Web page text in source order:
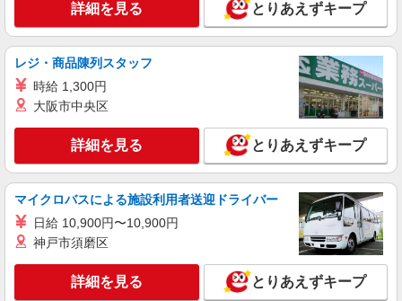
駅）
キープ 詳細を見る
派遣社員
株式会社パソナ・大阪/OKW6001149009
一般事務/データ入力
月給259000円 ★交通費規定に基づき交通費支
給
大阪府大阪市北区（心斎橋駅）
キープ 詳細を見る
株式会社パソナ・大阪/OKW6001177394
詳細を見る とりあえずキープ
レジ・商品陳列スタッフ
時給 1,300円
大阪市中央区
詳細を見る とりあえずキープ
マイクロバスによる施設利用者送迎ドライバー
日給 10,900円〜10,900円
神戸市須磨区
詳細を見る とりあえずキープ